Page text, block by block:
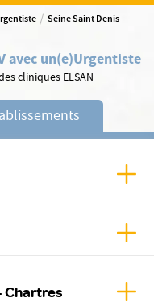
/ Seine Saint Denis
avec un(e)Urgentiste
cliniques ELSAN